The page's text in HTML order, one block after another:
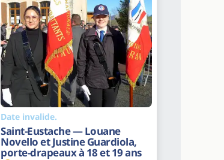
Date invalide.
Saint-Eustache — Louane
Novello et Justine Guardiola,
porte-drapeaux à 18 et 19 ans